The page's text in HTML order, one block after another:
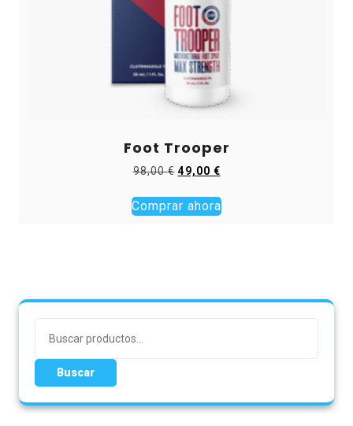
Foot Trooper
98,00€ El
original
era:
49,00 €El
actual
es:
Comprar ahora
por:
Buscar